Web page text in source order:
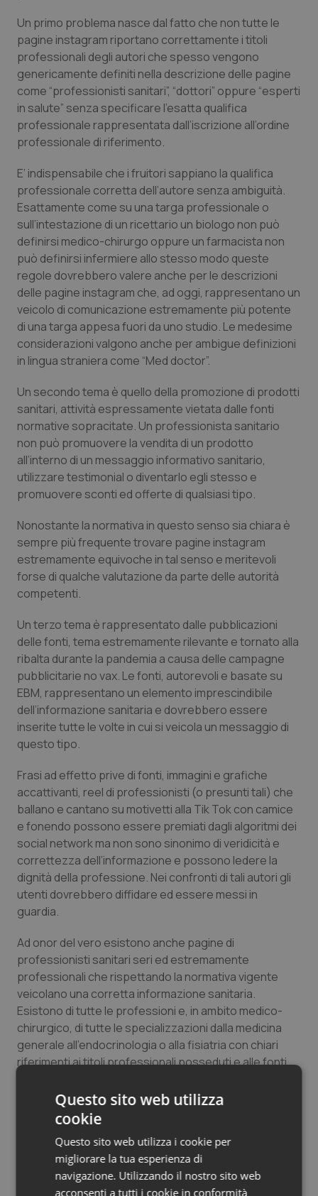
Provincia Autonoma di Trento
Puglia
Sardegna
Sicilia
Toscana
Umbria
Valle D’Aosta
Veneto
Ipertensione & Scompenso
Malattie rare
Malattia di Crohn & Rettocolite Ulcerosa
Neuroscienze & patologie neurodegenerative
Obesità
Oftalmologia
Oncodermatologia
Oncoematologia
Oncologia & Nutrizione
Psoriasi & pelle
Quotidiano Cardiologia
Quotidiano Chirurgia
Quotidiano Oncologia
Quotidiano Pediatria
Rene & patologie urogenitali
Salute orale & impianti
Tiroide
Tumore al seno
Tumore ovarico
Tumori gastrointestinali
Ulcera & Reflusso
Vaccini
Un primo problema nasce dal fatto che non tutte le
pagine instagram riportano correttamente i titoli
professionali degli autori che spesso vengono
genericamente definiti nella descrizione delle pagine
come “professionisti sanitari”, “dottori” oppure “esperti
in salute” senza specificare l’esatta qualifica
professionale rappresentata dall’iscrizione all’ordine
professionale di riferimento.
E’ indispensabile che i fruitori sappiano la qualifica
professionale corretta dell’autore senza ambiguità.
Esattamente come su una targa professionale o
sull’intestazione di un ricettario un biologo non può
definirsi medico-chirurgo oppure un farmacista non
può definirsi infermiere allo stesso modo queste
regole dovrebbero valere anche per le descrizioni
delle pagine instagram che, ad oggi, rappresentano un
veicolo di comunicazione estremamente più potente
di una targa appesa fuori da uno studio. Le medesime
considerazioni valgono anche per ambigue definizioni
in lingua straniera come “Med doctor”.
Un secondo tema è quello della promozione di prodotti
sanitari, attività espressamente vietata dalle fonti
normative sopracitate. Un professionista sanitario
non può promuovere la vendita di un prodotto
all’interno di un messaggio informativo sanitario,
utilizzare testimonial o diventarlo egli stesso e
promuovere sconti ed offerte di qualsiasi tipo.
Nonostante la normativa in questo senso sia chiara è
sempre più frequente trovare pagine instagram
estremamente equivoche in tal senso e meritevoli
forse di qualche valutazione da parte delle autorità
competenti.
Un terzo tema è rappresentato dalle pubblicazioni
delle fonti, tema estremamente rilevante e tornato alla
ribalta durante la pandemia a causa delle campagne
pubblicitarie no vax. Le fonti, autorevoli e basate su
EBM, rappresentano un elemento imprescindibile
dell’informazione sanitaria e dovrebbero essere
inserite tutte le volte in cui si veicola un messaggio di
questo tipo.
Frasi ad effetto prive di fonti, immagini e grafiche
accattivanti, reel di professionisti (o presunti tali) che
ballano e cantano su motivetti alla Tik Tok con camice
e fonendo possono essere premiati dagli algoritmi dei
social network ma non sono sinonimo di veridicità e
correttezza dell’informazione e possono ledere la
dignità della professione. Nei confronti di tali autori gli
utenti dovrebbero diffidare ed essere messi in
guardia.
Ad onor del vero esistono anche pagine di
professionisti sanitari seri ed estremamente
professionali che rispettando la normativa vigente
veicolano una corretta informazione sanitaria.
Esistono di tutte le professioni e, in ambito medico-
chirurgico, di tutte le specializzazioni dalla medicina
generale all’endocrinologia o alla fisiatria con chiari
riferimenti ai titoli professionali posseduti e alle fonti.
in guardia gli utenti sul pericolo dell’informazione
veicolata dalle pagine “selvagge” e nessuno di loro ha
su un determinato tema senza un apposito consulto.
Probabilmente bisognerebbe interrogarsi sulla
Questo sito web utilizza
cookie
Questo sito web utilizza i cookie per
migliorare la tua esperienza di
navigazione. Utilizzando il nostro sito web
acconsenti a tutti i cookie in conformità